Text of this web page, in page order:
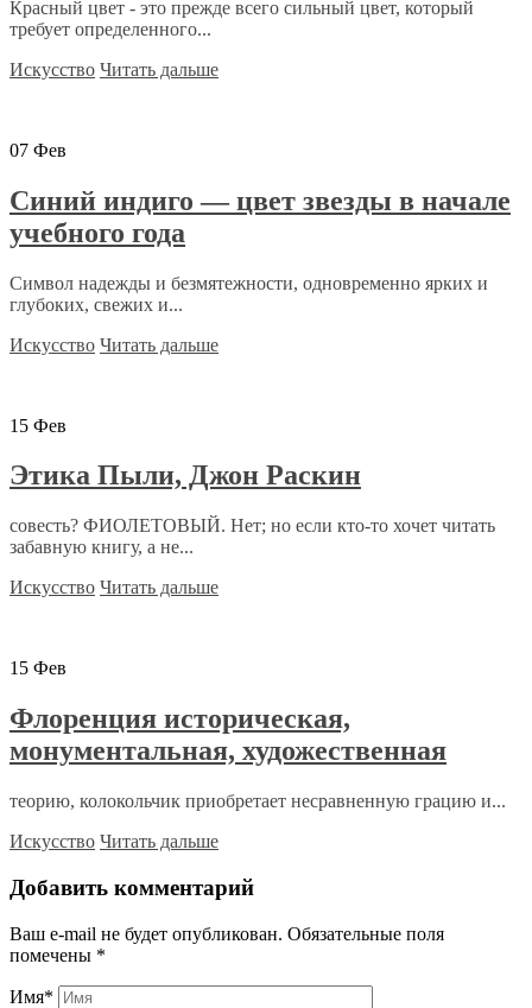
Красный цвет - это прежде всего сильный цвет, который
требует определенного...
Искусство Читать дальше
07 Фев
Синий индиго — цвет звезды в начале
учебного года
Символ надежды и безмятежности, одновременно ярких и
глубоких, свежих и...
Искусство Читать дальше
15 Фев
Этика Пыли, Джон Раскин
совесть? ФИОЛЕТОВЫЙ. Нет; но если кто-то хочет читать
забавную книгу, а не...
Искусство Читать дальше
15 Фев
Флоренция историческая,
монументальная, художественная
теорию, колокольчик приобретает несравненную грацию и...
Искусство Читать дальше
Добавить комментарий
Ваш e-mail не будет опубликован. Обязательные поля
помечены *
Имя*